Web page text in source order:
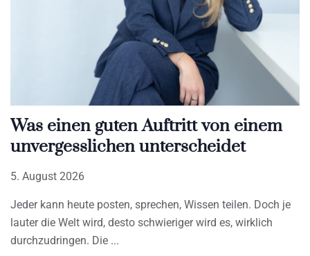
Was einen guten Auftritt von einem
unvergesslichen unterscheidet
5. August 2026
Jeder kann heute posten, sprechen, Wissen teilen. Doch je
lauter die Welt wird, desto schwieriger wird es, wirklich
durchzudringen. Die